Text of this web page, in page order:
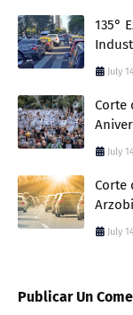
135°
July
Corte
July
Corte
July
Publicar Un